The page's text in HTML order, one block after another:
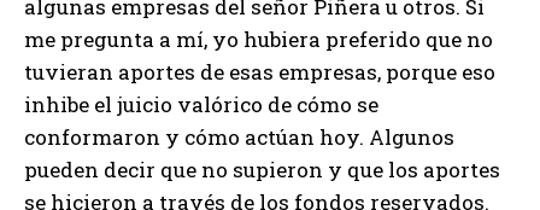
algunas empresas del señor Piñera u otros. Si
me pregunta a mí, yo hubiera preferido que no
tuvieran aportes de esas empresas, porque eso
inhibe el juicio valórico de cómo se
conformaron y cómo actúan hoy. Algunos
pueden decir que no supieron y que los aportes
se hicieron a través de los fondos reservados.